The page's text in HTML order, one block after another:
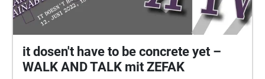
it dosen't have to be concrete yet –
WALK AND TALK mit ZEFAK